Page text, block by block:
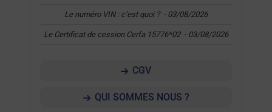
Le numéro VIN : c’est quoi ? - 03/08/2026
Le Certificat de cession Cerfa 15776*02 - 03/08/2026
CGV
QUI SOMMES NOUS ?